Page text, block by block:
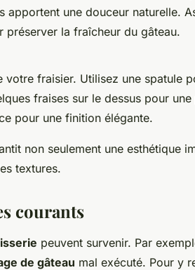
apportent une douceur naturelle.
préserver la fraîcheur du gâteau.
fraisier. Utilisez une spatule
fraises sur le dessus pour
pour une finition élégante.
non seulement une esthétique
textures.
courants
peuvent survenir. Par
de gâteau mal exécuté. Pour y